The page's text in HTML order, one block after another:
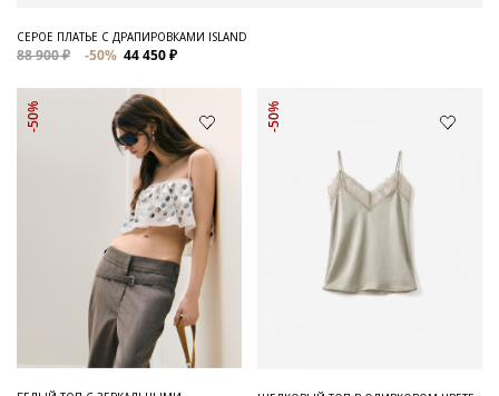
СЕРОЕ ПЛАТЬЕ С ДРАПИРОВКАМИ ISLAND
88 900 ₽ -50% 44 450 ₽
-50% -50%